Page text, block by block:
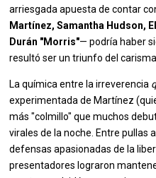
arriesgada apuesta de contar
Martínez, Samantha Hudson,
Durán "Morris"— podría haber
resultó ser un triunfo del
La química entre la irreverencia
experimentada de Martínez
más "colmillo" que muchos
virales de la noche. Entre pullas
defensas apasionadas de la
presentadores lograron